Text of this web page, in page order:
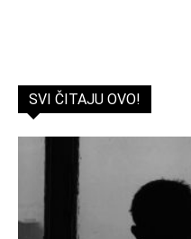
SVI ČITAJU OVO!